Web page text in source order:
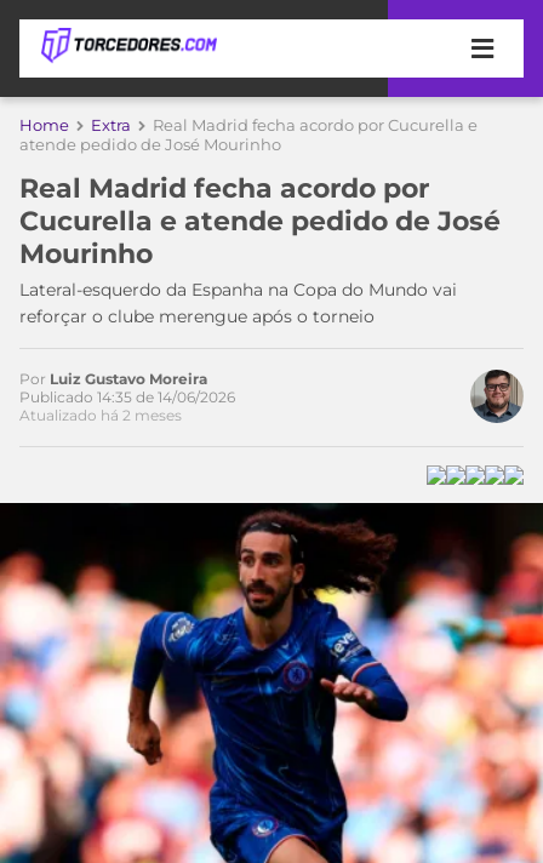
APOSTAS
DE
APOSTA
MELHORES
SITES
DE
APOSTAS
2026
CÓDIGO
DE
INDICAÇÃO
BET365
CÓDIGO
BETANO
MELHORES
APPS
COPA
DO
MUNDO
TIMES
MEU
TIME
CORINTHIANS
SÃO
PAULO
SANTOS
FLAMENGO
CAMPEONATOS
LIBERTADORES
COPA
DO
BRASIL
PREMIER
LEAGUE
MERCADO
DA
BOLA
PALPITES
Home Extra
Real Madrid fecha acordo por Cucurella e
atende pedido de José Mourinho
Real Madrid fecha acordo por
Cucurella e atende pedido de José
Mourinho
Lateral-esquerdo da Espanha na Copa do Mundo vai
reforçar o clube merengue após o torneio
Por Luiz Gustavo Moreira
Publicado 14:35 de 14/06/2026
Atualizado há 2 meses